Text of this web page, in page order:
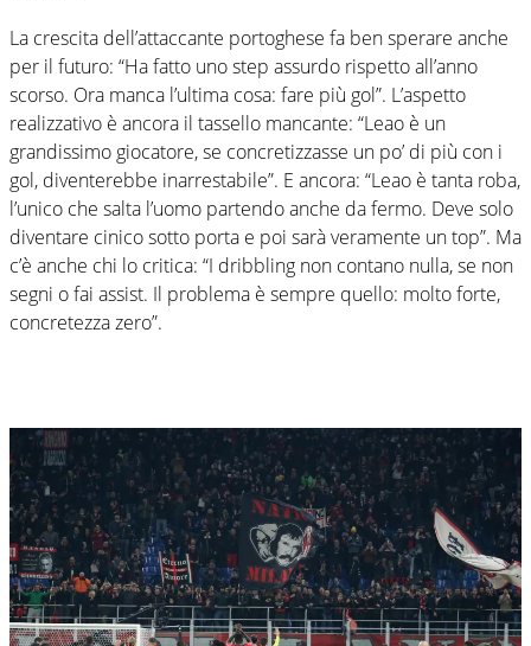
La crescita dell’attaccante portoghese fa ben sperare anche
per il futuro: “Ha fatto uno step assurdo rispetto all’anno
scorso. Ora manca l’ultima cosa: fare più gol”. L’aspetto
realizzativo è ancora il tassello mancante: “Leao è un
grandissimo giocatore, se concretizzasse un po’ di più con i
gol, diventerebbe inarrestabile”. E ancora: “Leao è tanta roba,
l’unico che salta l’uomo partendo anche da fermo. Deve solo
diventare cinico sotto porta e poi sarà veramente un top”. Ma
c’è anche chi lo critica: “I dribbling non contano nulla, se non
segni o fai assist. Il problema è sempre quello: molto forte,
concretezza zero”.